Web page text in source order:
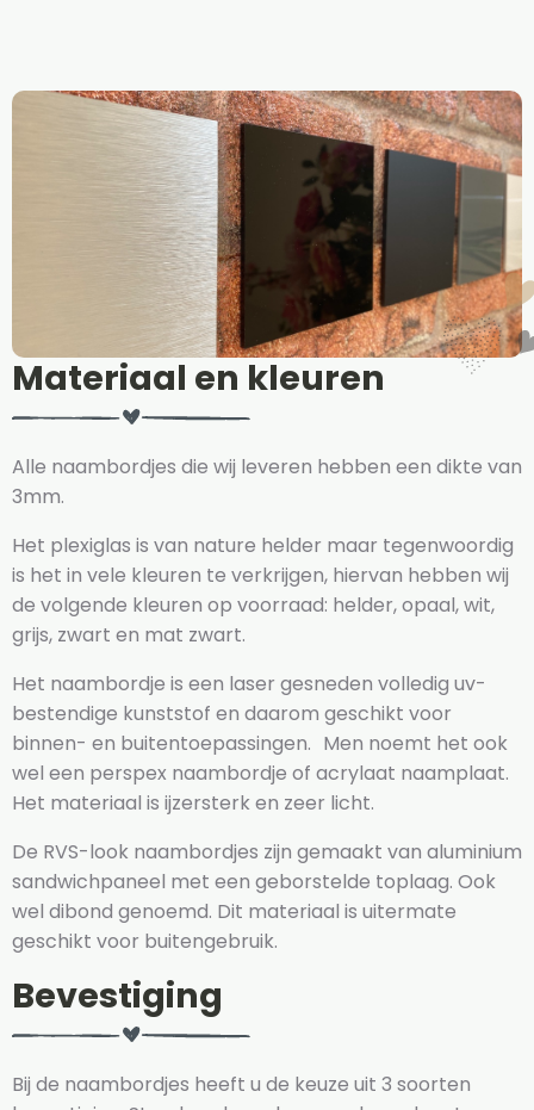
Materiaal en kleuren
Alle naambordjes die wij leveren hebben een dikte van
3mm.
Het plexiglas is van nature helder maar tegenwoordig
is het in vele kleuren te verkrijgen, hiervan hebben wij
de volgende kleuren op voorraad: helder, opaal, wit,
grijs, zwart en mat zwart.
Het naambordje is een laser gesneden volledig uv-
bestendige kunststof en daarom geschikt voor
binnen- en buitentoepassingen. Men noemt het ook
wel een perspex naambordje of acrylaat naamplaat.
Het materiaal is ijzersterk en zeer licht.
De RVS-look naambordjes zijn gemaakt van aluminium
sandwichpaneel met een geborstelde toplaag. Ook
wel dibond genoemd. Dit materiaal is uitermate
geschikt voor buitengebruik.
Bevestiging
Bij de naambordjes heeft u de keuze uit 3 soorten